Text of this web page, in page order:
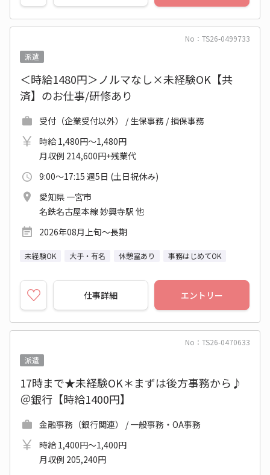
No：TS26-0499733
派遣
＜時給1480円＞ノルマなし×未経験OK【共
済】のお仕事/研修あり
受付（企業受付以外） / 生保事務 / 損保事務
時給 1,480円～1,480円
月収例 214,600円+残業代
9:00～17:15 週5日 (土日祝休み)
愛知県 一宮市
名鉄名古屋本線 妙興寺駅 他
2026年08月上旬～長期
未経験OK 大手・有名 休憩室あり 事務はじめてOK
仕事詳細 エントリー
No：TS26-0470633
派遣
17時まで★未経験OK＊まずは後方事務から♪
＠銀行【時給1400円】
金融事務（銀行関連） / 一般事務・OA事務
時給 1,400円～1,400円
月収例 205,240円